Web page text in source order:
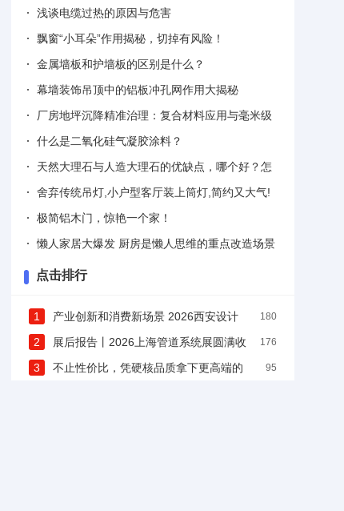
浅谈电缆过热的原因与危害
飘窗“小耳朵”作用揭秘，切掉有风险！
金属墙板和护墙板的区别是什么？
幕墙装饰吊顶中的铝板冲孔网作用大揭秘
厂房地坪沉降精准治理：复合材料应用与毫米级
调平技术
什么是二氧化硅气凝胶涂料？
天然大理石与人造大理石的优缺点，哪个好？怎
么区分
舍弃传统吊灯,小户型客厅装上筒灯,简约又大气!
极简铝木门，惊艳一个家！
懒人家居大爆发 厨房是懒人思维的重点改造场景
点击排行
180
1
产业创新和消费新场景 2026西安设计
周九月重磅启幕
176
2
展后报告丨2026上海管道系统展圆满收
官，2027再赴新程！
95
3
不止性价比，凭硬核品质拿下更高端的